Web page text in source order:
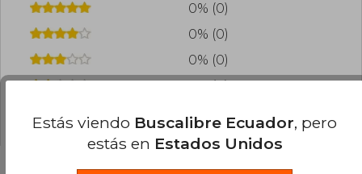
0% (0)
0% (0)
0% (0)
Estás viendo Buscalibre Ecuador, pero
estás en Estados Unidos